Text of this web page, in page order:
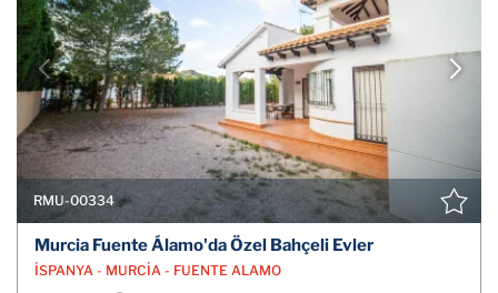
RMU-00334
Murcia Fuente Álamo'da Özel Bahçeli Evler
İSPANYA - MURCİA - FUENTE ALAMO